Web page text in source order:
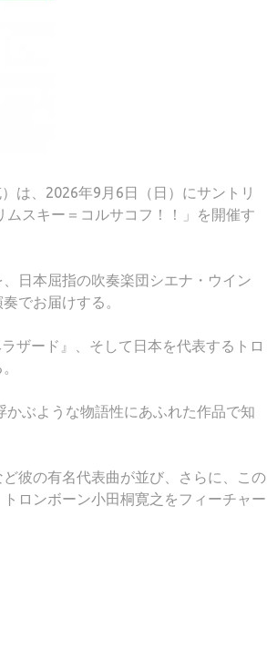
は、2026年9月6日（日）にサントリ
スキー＝コルサコフ！！」を開催す
日本屈指の吹奏楽団シエナ・ウイン
でお届けする。
ザード』、そして日本を代表するトロ
ぶような物語性にあふれた作品で知
彼の有名代表曲が並び、さらに、この
ロンボーン小田桐寛之をフィーチャー